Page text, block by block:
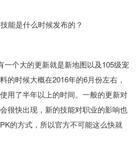
能是什么时候发布的？
个大的更新就是新地图以及105级宠
的时候大概在2016年的6月份左右，
用了半年以上的时间。一般的更新对
很快出现，新的技能对职业的影响也
的方式，所以官方不可能这么快就